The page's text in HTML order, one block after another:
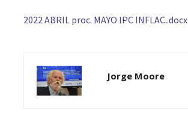
2022 ABRIL proc. MAYO IPC INFLAC..docx
Jorge Moore